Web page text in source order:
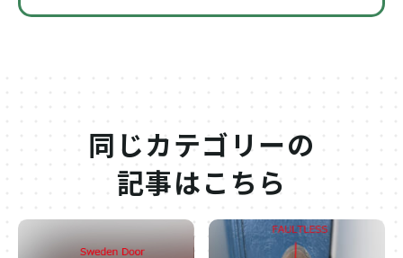
同じカテゴリーの
記事はこちら